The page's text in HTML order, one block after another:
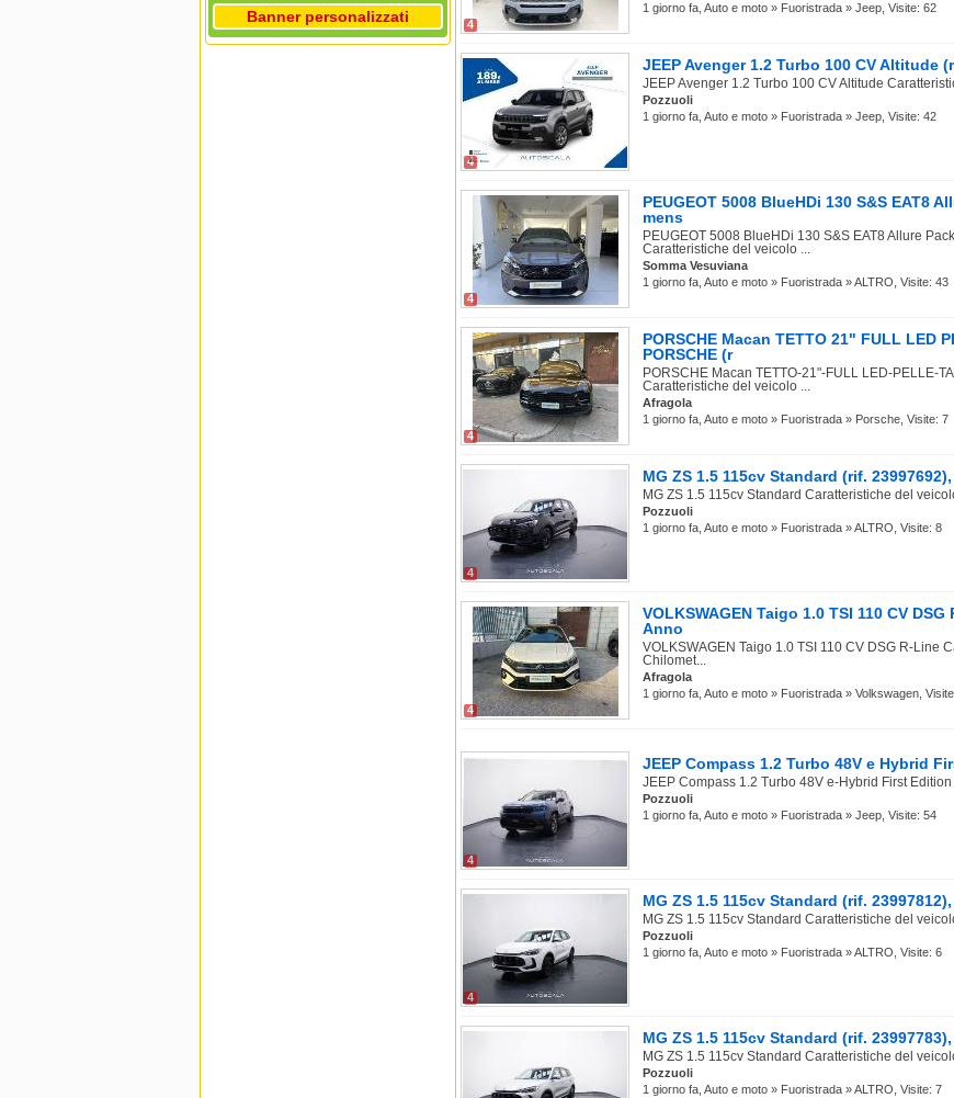
Banner personalizzati
4
1 giorno fa, Auto e moto » Fuoristrada » Jeep, Visite: 62
4
JEEP Avenger 1.2 Turbo 100 CV Altitude
JEEP Avenger 1.2 Turbo 100 CV Altitude
Pozzuoli
1 giorno fa, Auto e moto » Fuoristrada » Jeep, Visite: 42
4
PEUGEOT 5008 BlueHDi 130 S&S EAT8
mens
PEUGEOT 5008 BlueHDi 130 S&S EAT8 Allure
Caratteristiche del veicolo ...
Somma Vesuviana
1 giorno fa, Auto e moto » Fuoristrada » ALTRO, Visite: 43
4
PORSCHE Macan TETTO 21" FULL LED
PORSCHE (r
PORSCHE Macan TETTO-21"-FULL LED-PELLE-
Caratteristiche del veicolo ...
Afragola
1 giorno fa, Auto e moto » Fuoristrada » Porsche, Visite: 7
4
MG ZS 1.5 115cv Standard (rif.
MG ZS 1.5 115cv Standard Caratteristiche del
Pozzuoli
1 giorno fa, Auto e moto » Fuoristrada » ALTRO, Visite: 8
4
VOLKSWAGEN Taigo 1.0 TSI 110 CV
Anno
VOLKSWAGEN Taigo 1.0 TSI 110 CV DSG R-Line
Chilomet...
Afragola
1 giorno fa, Auto e moto » Fuoristrada » Volkswagen,
4
JEEP Compass 1.2 Turbo 48V e Hybrid
JEEP Compass 1.2 Turbo 48V e-Hybrid First
Pozzuoli
1 giorno fa, Auto e moto » Fuoristrada » Jeep, Visite: 54
4
MG ZS 1.5 115cv Standard (rif.
MG ZS 1.5 115cv Standard Caratteristiche del
Pozzuoli
1 giorno fa, Auto e moto » Fuoristrada » ALTRO, Visite: 6
MG ZS 1.5 115cv Standard (rif.
MG ZS 1.5 115cv Standard Caratteristiche del
Pozzuoli
1 giorno fa, Auto e moto » Fuoristrada » ALTRO, Visite: 7